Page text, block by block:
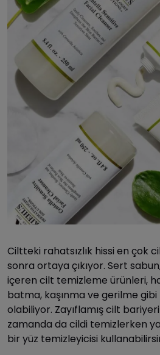
Ciltteki rahatsızlık hissi en çok
sonra ortaya çıkıyor. Sert
içeren cilt temizleme ürünleri,
batma, kaşınma ve gerilme
olabiliyor. Zayıflamış cilt
zamanda da cildi temizlerken
bir yüz temizleyicisi